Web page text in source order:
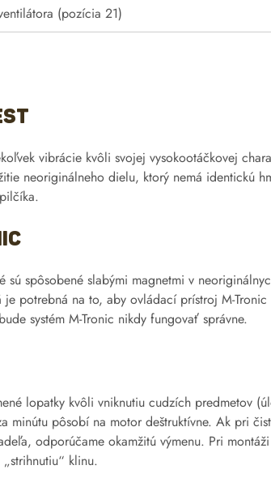
(pozícia 21)
vibrácie kvôli svojej vysokootáčkovej
neoriginálneho dielu, ktorý nemá identickú
spôsobené slabými magnetmi v
potrebná na to, aby ovládací prístroj M-
systém M-Tronic nikdy fungovať správne.
lopatky kvôli vniknutiu cudzích predmetov
pôsobí na motor deštruktívne. Ak pri
odporúčame okamžitú výmenu. Pri
klinu.